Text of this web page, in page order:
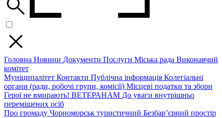
Головна Новини Документи Послуги Міська рада Виконавчий
комітет
Муніципалітет Контакти Публічна інформація Колегіальні
органи (ради, робочі групи, комісії) Місцеві податки та збори
Герої не вмирають! ВЕТЕРАНАМ До уваги внутрішньо
переміщених осіб
Про громаду Чорноморськ туристичний Безбар’єрний простір